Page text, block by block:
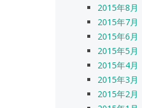
2015年8月
2015年7月
2015年6月
2015年5月
2015年4月
2015年3月
2015年2月